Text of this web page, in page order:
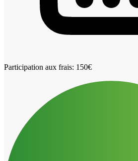
Participation aux frais: 150€